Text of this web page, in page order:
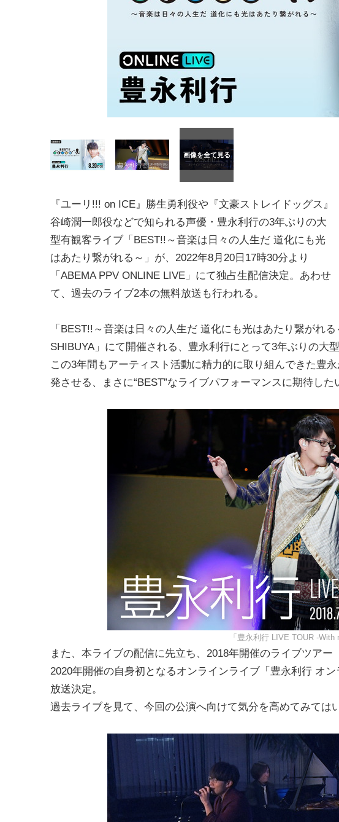
『ユーリ!!! on ICE』勝生勇利役や『文豪ストレイドッグス』
谷崎潤一郎役などで知られる声優・豊永利行の3年ぶりの大
型有観客ライブ「BEST!!～音楽は日々の人生だ 道化にも光
はあたり繋がれる～」が、2022年8月20日17時30分より
「ABEMA PPV ONLINE LIVE」にて独占生配信決定。あわせ
て、過去のライブ2本の無料放送も行われる。
「BEST!!～音楽は日々の人生だ 道化にも光はあたり繋がれ
SHIBUYA」にて開催される、豊永利行にとって3年ぶりの大
この3年間もアーティスト活動に精力的に取り組んできた豊
発させる、まさに“BEST”なライブパフォーマンスに期待した
「豊永利行 LIVE TOUR -With
また、本ライブの配信に先立ち、2018年開催のライブツアー
2020年開催の自身初となるオンラインライブ「豊永利行 オ
放送決定。
過去ライブを見て、今回の公演へ向けて気分を高めてみては